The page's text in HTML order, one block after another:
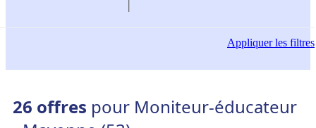
Appliquerles filtres
26 offres pour Moniteur-éducateur